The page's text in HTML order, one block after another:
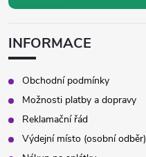
INFORMACE
Obchodní podmínky
Možnosti platby a dopravy
Reklamační řád
Výdejní místo (osobní odběr)